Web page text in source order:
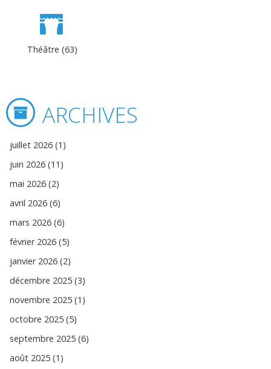
Théâtre (63)
ARCHIVES
juillet 2026 (1)
juin 2026 (11)
mai 2026 (2)
avril 2026 (6)
mars 2026 (6)
février 2026 (5)
janvier 2026 (2)
décembre 2025 (3)
novembre 2025 (1)
octobre 2025 (5)
septembre 2025 (6)
août 2025 (1)